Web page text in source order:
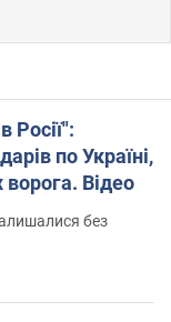
Росії":
по Україні,
ворога. Відео
без